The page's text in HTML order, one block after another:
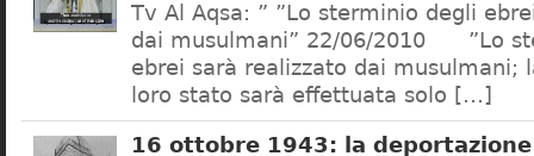
Tv Al Aqsa: ” ”Lo sterminio degli
dai musulmani” 22/06/2010 ”Lo
ebrei sarà realizzato dai musulmani;
loro stato sarà effettuata solo […]
16 ottobre 1943: la